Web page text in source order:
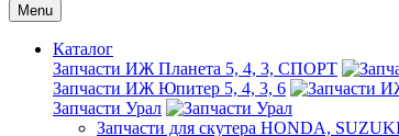
Menu
Каталог
Запчасти ИЖ Планета 5, 4, 3, СПОРТ
Запчасти ИЖ Юпитер 5, 4, 3, 6
Запчасти Урал
Запчасти для скутера HONDA,